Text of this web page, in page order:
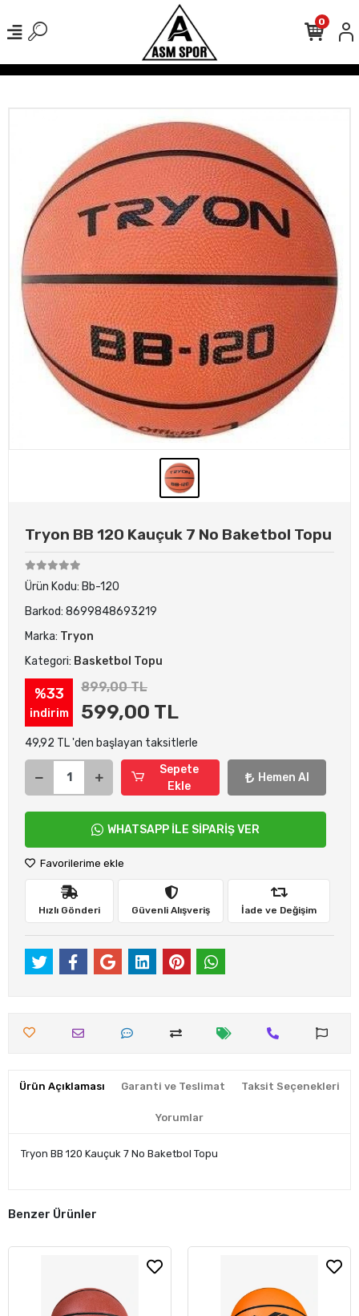
Kargo Ücretsiz! 500 TL Üzeri Tüm Alışverişlerinizde
0
Tryon BB 120 Kauçuk 7 No Baketbol Topu
Ürün Kodu: Bb-120
Barkod: 8699848693219
Marka: Tryon
Kategori: Basketbol Topu
%33
indirim
899,00 TL
599,00 TL
49,92 TL 'den başlayan taksitlerle
Sepete
Ekle
Hemen Al
WHATSAPP İLE SİPARİŞ VER
Favorilerime ekle
Hızlı Gönderi Güvenli Alışveriş İade ve Değişim
Ürün Açıklaması Garanti ve Teslimat Taksit Seçenekleri
Yorumlar
Tryon BB 120 Kauçuk 7 No Baketbol Topu
Benzer Ürünler